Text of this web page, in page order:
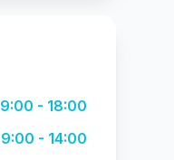
9:00 - 18:00
9:00 - 14:00